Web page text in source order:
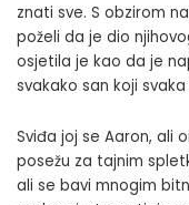
znati sve. S obzirom
poželi da je dio
osjetila je kao da je
svakako san koji
Sviđa joj se Aaron, ali
posežu za tajnim
ali se bavi mnogim